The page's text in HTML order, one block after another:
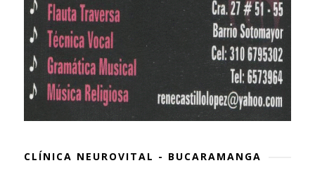
CLÍNICA NEUROVITAL - BUCARAMANGA